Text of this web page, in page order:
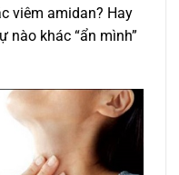
viêm amidan? Hay
nào khác “ẩn mình”